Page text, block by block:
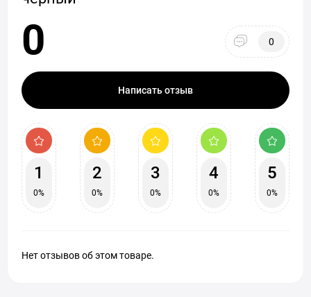
0 0
Написать отзыв
1
0%
2
0%
3
0%
4
0%
5
0%
Нет отзывов об этом товаре.